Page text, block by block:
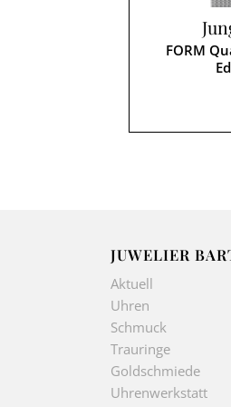
FORM
JUWELIER
Aktuell
Uhren
Schmuck
Trauringe
Goldschmiede
Uhrenwerkstatt